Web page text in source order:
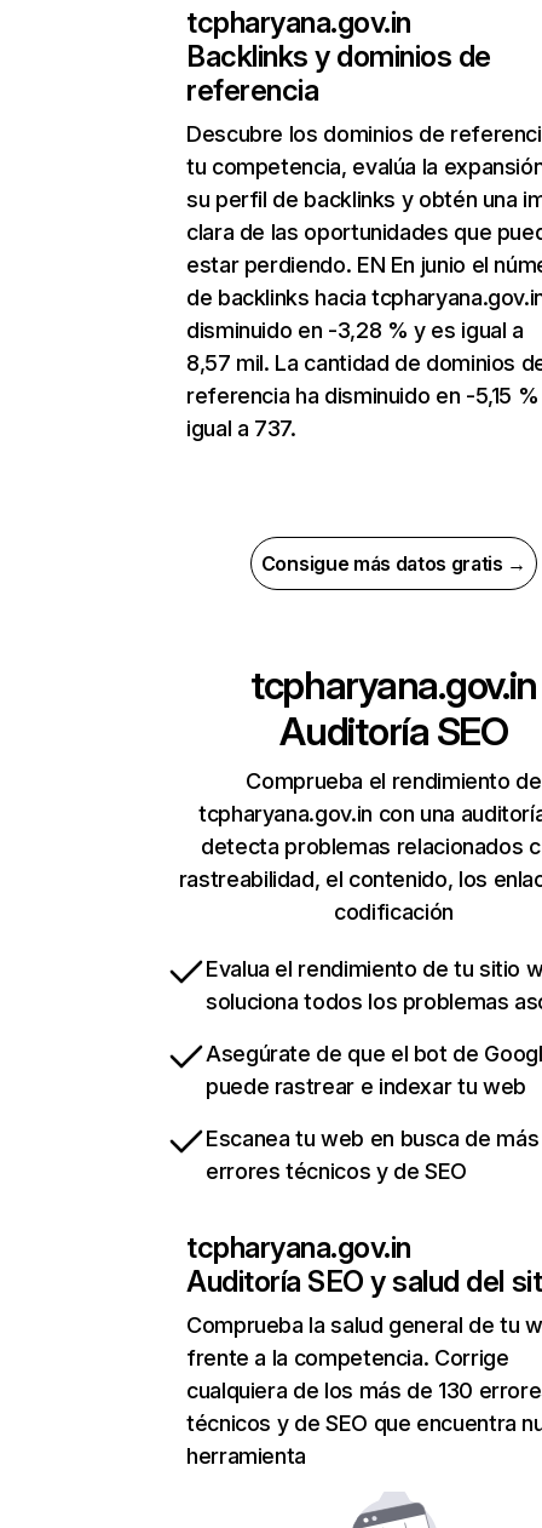
tcpharyana.gov.in
Backlinks y dominios de
referencia
Descubre los dominios de
tu competencia, evalúa la
su perfil de backlinks y obtén una
clara de las oportunidades que
estar perdiendo. EN En junio el
de backlinks hacia
disminuido en -3,28 % y es igual a
8,57 mil. La cantidad de dominios
referencia ha disminuido en -5,15
igual a 737.
Consigue más datos gratis →
tcpharyana.gov.in
Auditoría SEO
Comprueba el rendimiento de
tcpharyana.gov.in con una
detecta problemas relacionados
rastreabilidad, el contenido, los
codificación
Evalua el rendimiento de tu sitio
soluciona todos los problemas
Asegúrate de que el bot de
puede rastrear e indexar tu web
Escanea tu web en busca de
errores técnicos y de SEO
tcpharyana.gov.in
Auditoría SEO y salud del
Comprueba la salud general de tu
frente a la competencia. Corrige
cualquiera de los más de 130
técnicos y de SEO que encuentra
herramienta